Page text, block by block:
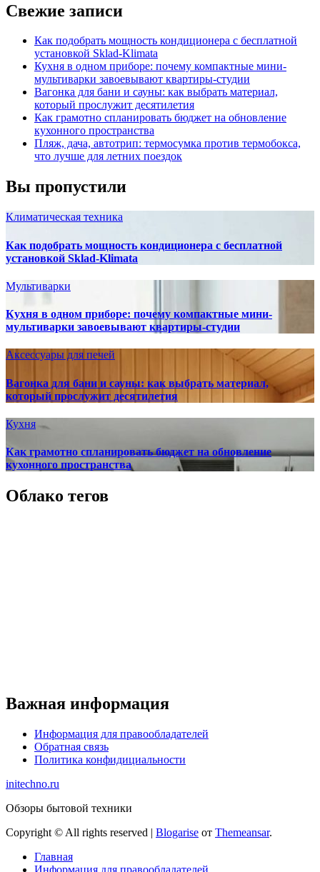
Свежие записи
Как подобрать мощность кондиционера с бесплатной
установкой Sklad-Klimata
Кухня в одном приборе: почему компактные мини-
мультиварки завоевывают квартиры-студии
Вагонка для бани и сауны: как выбрать материал,
который прослужит десятилетия
Как грамотно спланировать бюджет на обновление
кухонного пространства
Пляж, дача, автотрип: термосумка против термобокса,
что лучше для летних поездок
Вы пропустили
Климатическая техника
Как подобрать мощность кондиционера с бесплатной
установкой Sklad-Klimata
Мультиварки
Кухня в одном приборе: почему компактные мини-
мультиварки завоевывают квартиры-студии
Аксессуары для печей
Вагонка для бани и сауны: как выбрать материал,
который прослужит десятилетия
Кухня
Как грамотно спланировать бюджет на обновление
кухонного пространства
Облако тегов
Важная информация
Информация для правообладателей
Обратная связь
Политика конфидициальности
initechno.ru
Обзоры бытовой техники
Copyright © All rights reserved | Blogarise от Themeansar.
Главная
Информация для правообладателей